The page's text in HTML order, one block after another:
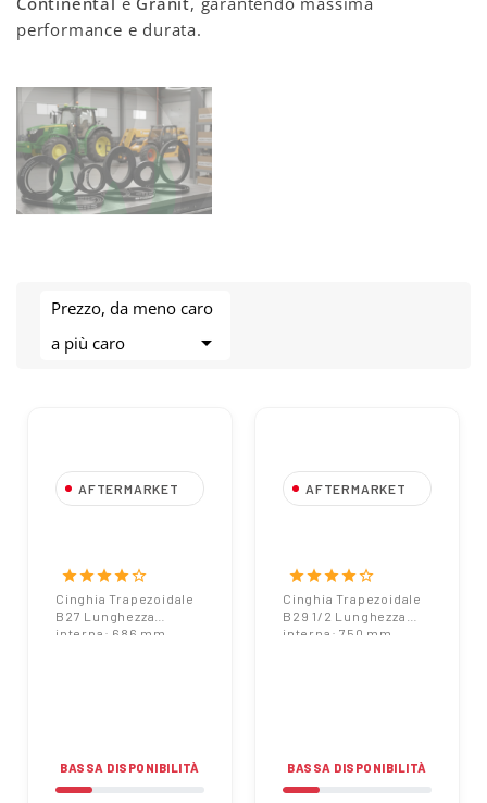
performance e durata.
Prezzo, da meno caro
a più caro

AFTERMARKET
Lunghezza
interna: 686 mm
starstarstarstarstar_border
Cinghia Trapezoidale
B27 Lunghezza
interna: 686 mm
BASSA DISPONIBILITÀ
AFTERMARKET
1/2 Lunghezza
interna: 750 mm
starstarstarstarstar_border
Cinghia Trapezoidale
B29 1/2 Lunghezza
interna: 750 mm
BASSA DISPONIBILITÀ